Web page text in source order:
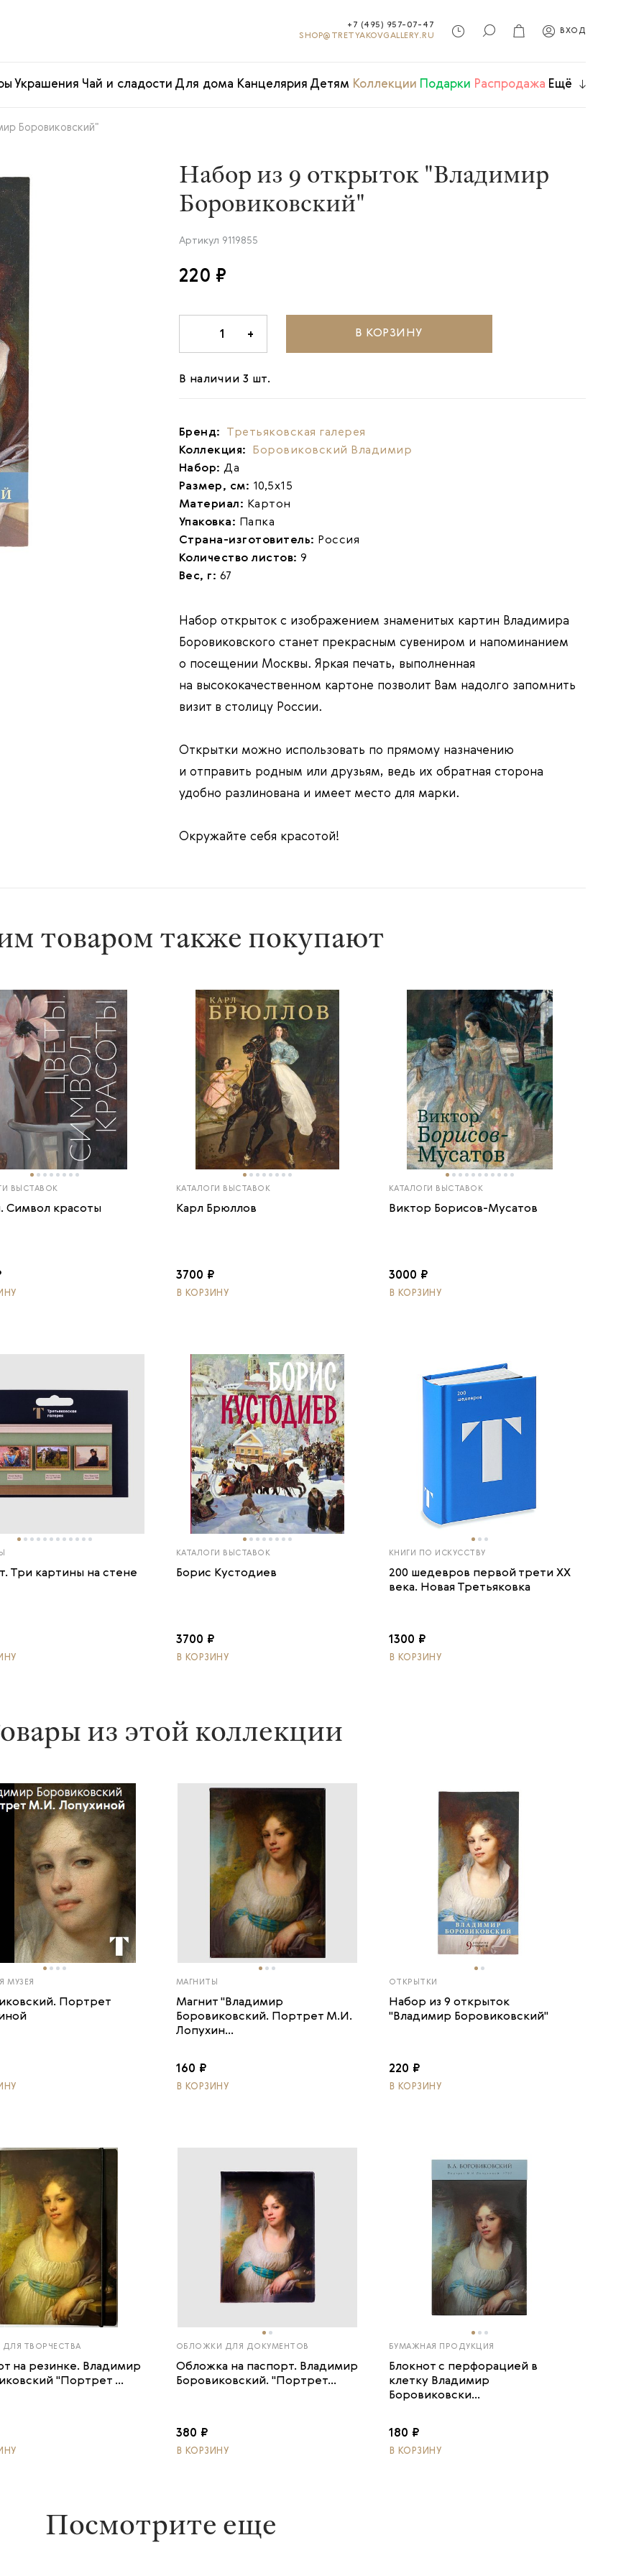
+7 (495) 957-07-47
SHOP@TRETYAKOVGALLERY.RU
ВХОД
Украшения Чай и сладости Для дома Канцелярия Детям Коллекции Подарки Распродажа Ещё
Боровиковский"
Набор из 9 открыток "Владимир
Боровиковский"
Артикул 9119855
220 ₽
1 + В КОРЗИНУ
В наличии 3 шт.
Бренд: Третьяковская галерея
Коллекция:
Боровиковский Владимир
Набор:Да
Размер, см: 10,5х15
Материал: Картон
Упаковка: Папка
Страна-изготовитель: Россия
Количество листов:9
Вес, г: 67
Набор открыток с изображением знаменитых картин Владимира
Боровиковского станет прекрасным сувениром и напоминанием
о посещении Москвы. Яркая печать, выполненная
на высококачественном картоне позволит Вам надолго запомнить
визит в столицу России.
Открытки можно использовать по прямому назначению
и отправить родным или друзьям, ведь их обратная сторона
удобно разлинована и имеет место для марки.
Окружайте себя красотой!
товаром также покупают
ВЫСТАВОК
Символ красоты
КАТАЛОГИ ВЫСТАВОК
Карл Брюллов
3700 ₽
В КОРЗИНУ
КАТАЛОГИ ВЫСТАВОК
Виктор Борисов-Мусатов
3000 ₽
В КОРЗИНУ
Три картины на стене
КАТАЛОГИ ВЫСТАВОК
Борис Кустодиев
3700 ₽
В КОРЗИНУ
КНИГИ ПО ИСКУССТВУ
200 шедевров первой трети ХХ
века. Новая Третьяковка
1300 ₽
В КОРЗИНУ
из этой коллекции
МУЗЕЯ
Портрет
МАГНИТЫ
Магнит "Владимир
Боровиковский. Портрет М.И.
Лопухин...
160 ₽
В КОРЗИНУ
ОТКРЫТКИ
Набор из 9 открыток
"Владимир Боровиковский"
220 ₽
В КОРЗИНУ
ТВОРЧЕСТВА
на резинке. Владимир
"Портрет ...
ОБЛОЖКИ ДЛЯ ДОКУМЕНТОВ
Обложка на паспорт. Владимир
Боровиковский. "Портрет...
380 ₽
В КОРЗИНУ
БУМАЖНАЯ ПРОДУКЦИЯ
Блокнот с перфорацией в
клетку Владимир
Боровиковски...
180 ₽
В КОРЗИНУ
Посмотрите еще